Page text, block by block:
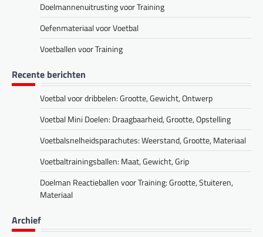
Doelmannenuitrusting voor Training
Oefenmateriaal voor Voetbal
Voetballen voor Training
Recente berichten
Voetbal voor dribbelen: Grootte, Gewicht, Ontwerp
Voetbal Mini Doelen: Draagbaarheid, Grootte, Opstelling
Voetbalsnelheidsparachutes: Weerstand, Grootte, Materiaal
Voetbaltrainingsballen: Maat, Gewicht, Grip
Doelman Reactieballen voor Training: Grootte, Stuiteren,
Materiaal
Archief